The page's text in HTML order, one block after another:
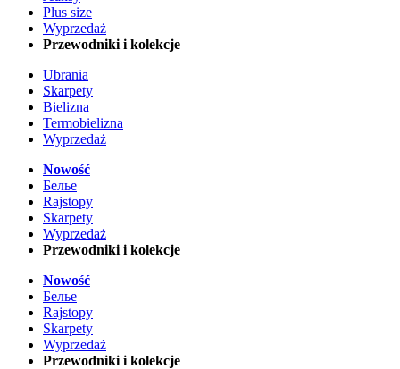
Plus size
Wyprzedaż
Przewodniki i kolekcje
Ubrania
Skarpety
Bielizna
Termobielizna
Wyprzedaż
Nowość
Белье
Rajstopy
Skarpety
Wyprzedaż
Przewodniki i kolekcje
Nowość
Белье
Rajstopy
Skarpety
Wyprzedaż
Przewodniki i kolekcje